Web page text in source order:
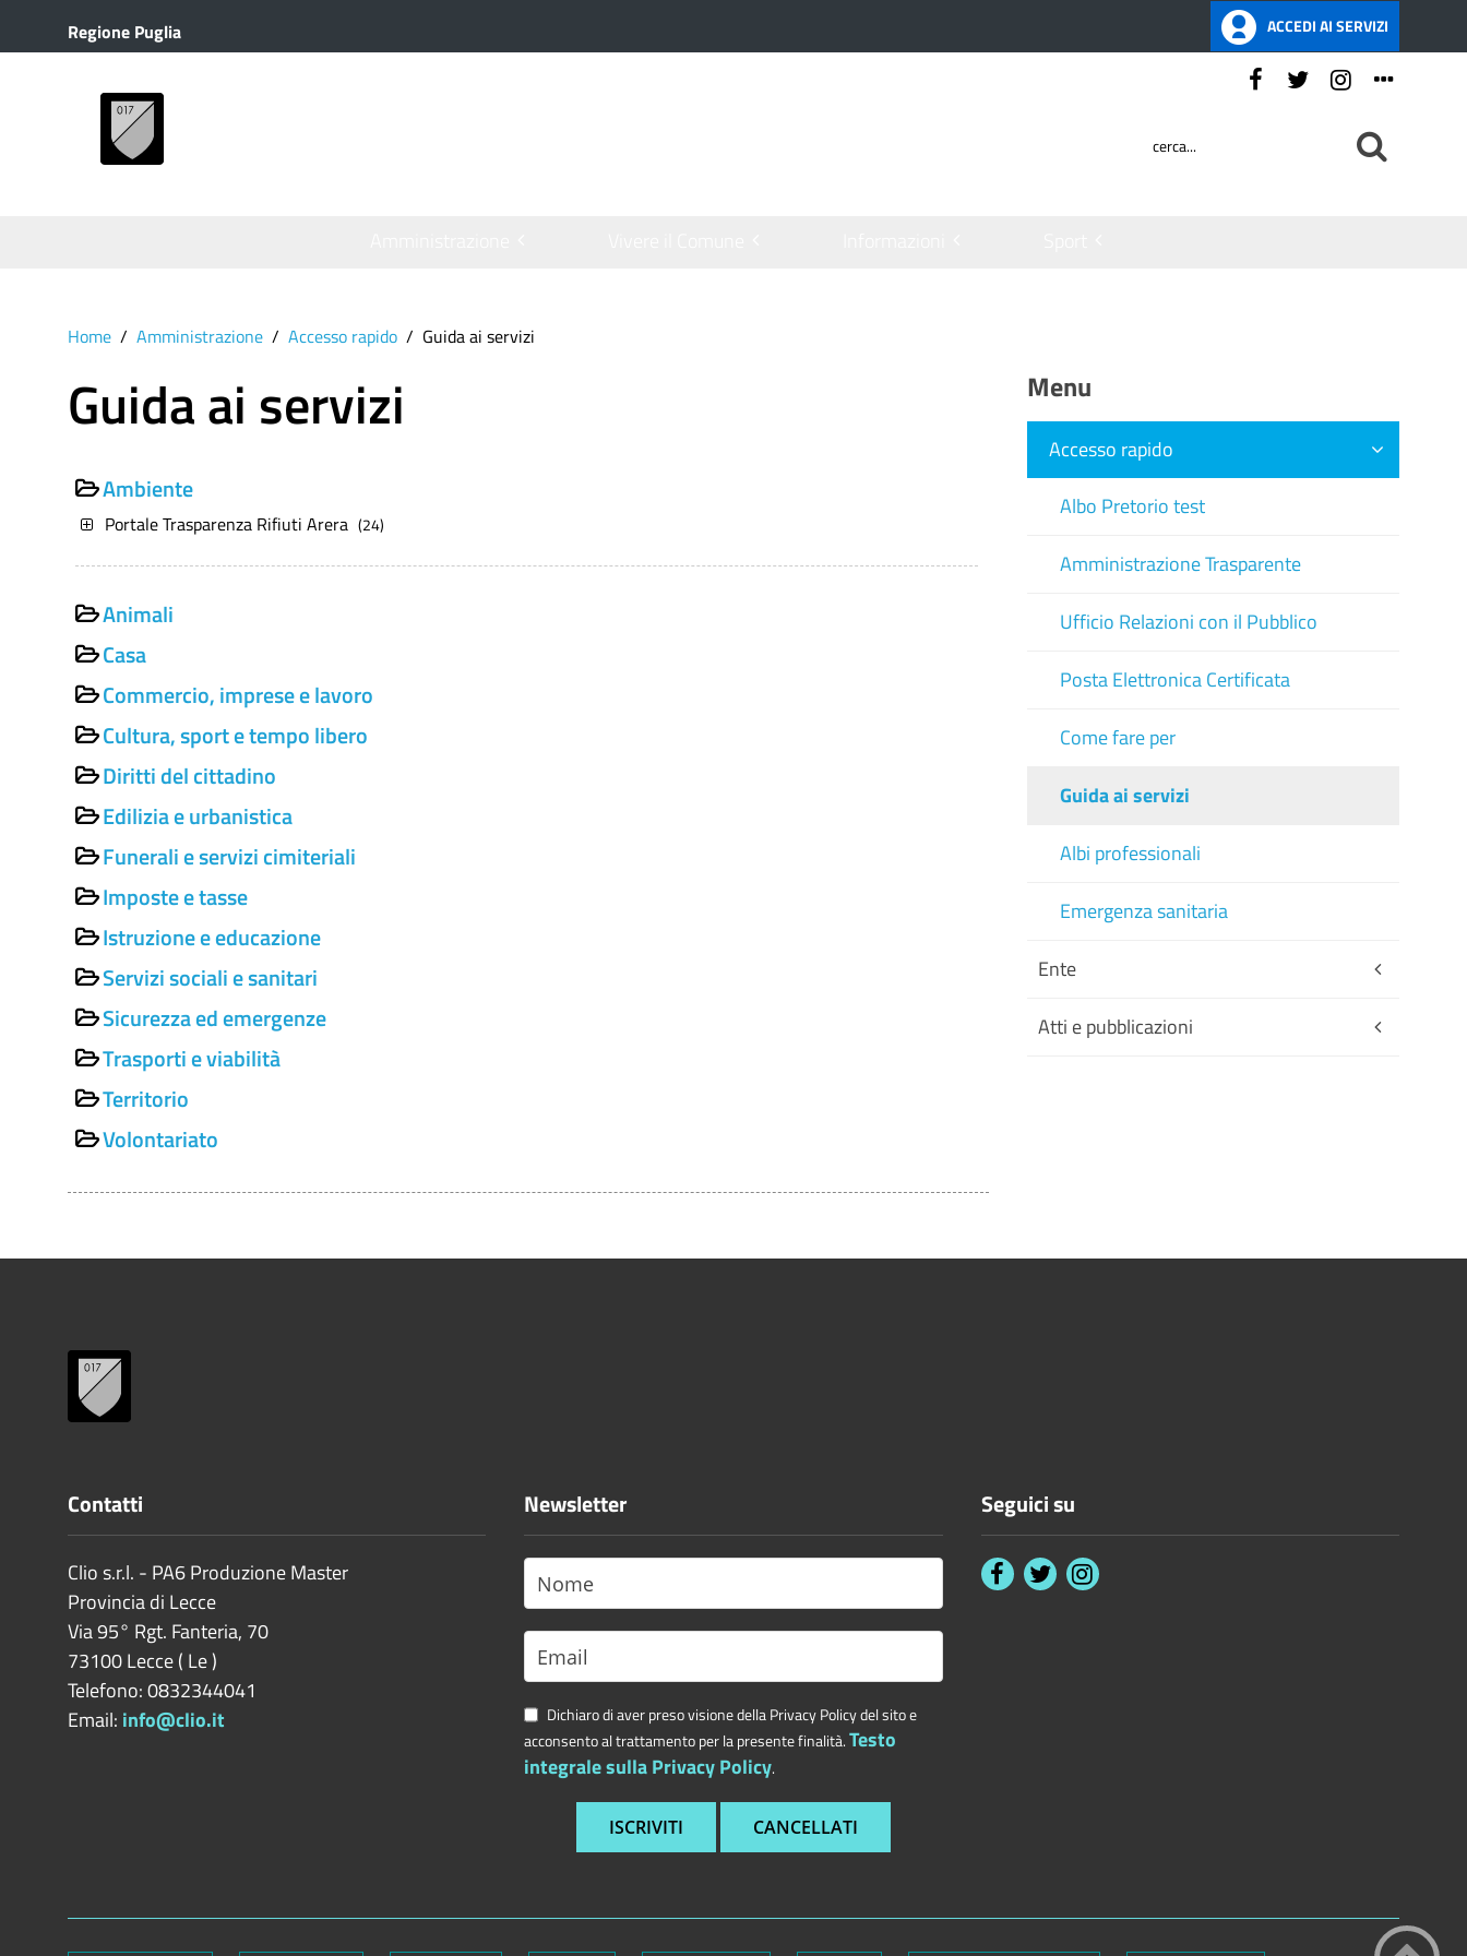
Regione Puglia ACCEDI AI SERVIZI
Home Amministrazione Accesso rapido Guida ai servizi
Guida ai servizi
Ambiente
Portale Trasparenza Rifiuti Arera (24)
Animali
Casa
Commercio, imprese e lavoro
Cultura, sport e tempo libero
Diritti del cittadino
Edilizia e urbanistica
Funerali e servizi cimiteriali
Imposte e tasse
Istruzione e educazione
Servizi sociali e sanitari
Sicurezza ed emergenze
Trasporti e viabilità
Territorio
Volontariato
Menu
Accesso rapido
Albo Pretorio test
Amministrazione Trasparente
Ufficio Relazioni con il Pubblico
Posta Elettronica Certificata
Come fare per
Guida ai servizi
Albi professionali
Emergenza sanitaria
Ente
Atti e pubblicazioni
Contatti
Clio s.r.l. - PA6 Produzione Master
Provincia di Lecce
Via 95° Rgt. Fanteria, 70
73100Lecce( Le)
Telefono: 0832344041
Email: info@clio.it
Newsletter
Dichiaro di aver preso visione della Privacy Policy del sito e
acconsento al trattamento per la presente finalità.Testo
integrale sulla Privacy Policy.
Seguici su